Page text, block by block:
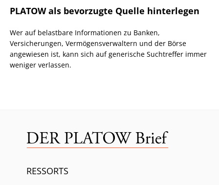
PLATOW als bevorzugte Quelle hinterlegen
Wer auf belastbare Informationen zu Banken,
Versicherungen, Vermögensverwaltern und der Börse
angewiesen ist, kann sich auf generische Suchtreffer immer
weniger verlassen.
RESSORTS